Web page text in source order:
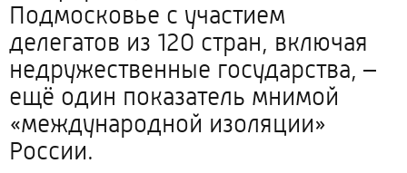
Подмосковье с участием
делегатов из 120 стран, включая
недружественные государства, –
ещё один показатель мнимой
«международной изоляции»
России.